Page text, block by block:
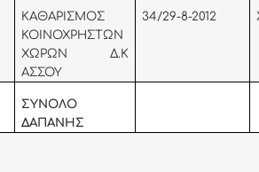
KAΘΑΡΙΣΜΟΣ
ΚΟΙΝΟΧΡΗΣΤΩΝ
ΧΩΡΩΝ Δ.Κ
ΑΣΣΟΥ
34/29-8-2012
ΣΥΝΟΛΟ
ΔΑΠΑΝΗΣ